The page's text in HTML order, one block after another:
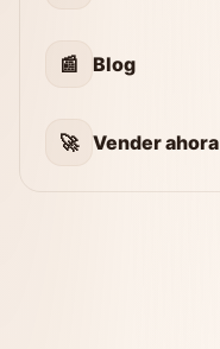
📰 Blog
🚀 Vender ahora